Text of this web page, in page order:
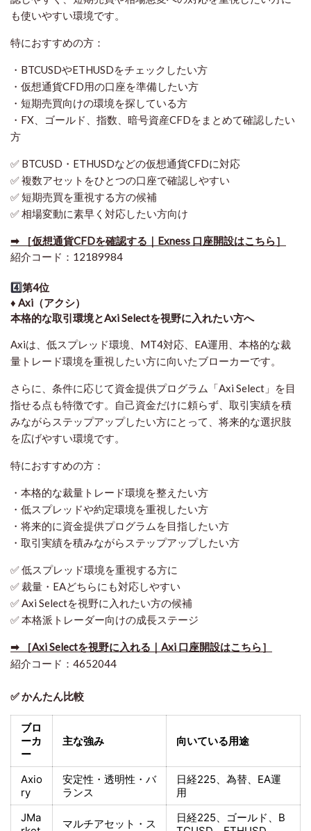
も使いやすい環境です。
特におすすめの方：
・BTCUSDやETHUSDをチェックしたい方
・仮想通貨CFD用の口座を準備したい方
・短期売買向けの環境を探している方
・FX、ゴールド、指数、暗号資産CFDをまとめて確認したい
方
✅ BTCUSD・ETHUSDなどの仮想通貨CFDに対応
✅ 複数アセットをひとつの口座で確認しやすい
✅ 短期売買を重視する方の候補
✅ 相場変動に素早く対応したい方向け
➡ ［仮想通貨CFDを確認する｜Exness 口座開設はこちら］
紹介コード：12189984
4️⃣第4位
♦️ Axi（アクシ）
本格的な取引環境とAxi Selectを視野に入れたい方へ
Axiは、低スプレッド環境、MT4対応、EA運用、本格的な裁
量トレード環境を重視したい方に向いたブローカーです。
さらに、条件に応じて資金提供プログラム「Axi Select」を目
指せる点も特徴です。自己資金だけに頼らず、取引実績を積
みながらステップアップしたい方にとって、将来的な選択肢
を広げやすい環境です。
特におすすめの方：
・本格的な裁量トレード環境を整えたい方
・低スプレッドや約定環境を重視したい方
・将来的に資金提供プログラムを目指したい方
・取引実績を積みながらステップアップしたい方
✅ 低スプレッド環境を重視する方に
✅ 裁量・EAどちらにも対応しやすい
✅ Axi Selectを視野に入れたい方の候補
✅ 本格派トレーダー向けの成長ステージ
➡ ［Axi Selectを視野に入れる｜Axi 口座開設はこちら］
紹介コード：4652044
✅ かんたん比較
ブロ
ーカ
ー
主な強み 向いている用途
Axio
ry
安定性・透明性・バ
ランス
日経225、為替、EA運
用
JMa
マルチアセット・ス
日経225、ゴールド、 B